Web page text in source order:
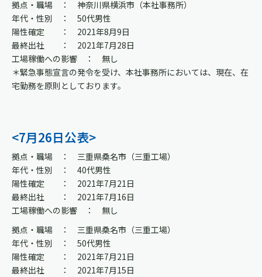
拠点・職場 ： 神奈川県横浜市（本社事務所）
年代・性別 ： 50代男性
陽性確定 ： 2021年8月9日
最終出社 ： 2021年7月28日
工場稼働への影響 ： 無し
＊緊急事態宣言の発令を受け、本社事務所においては、現在、在
宅勤務を原則としております。
<7月26日公表>
拠点・職場 ： 三重県桑名市（三重工場）
年代・性別 ： 40代男性
陽性確定 ： 2021年7月21日
最終出社 ： 2021年7月16日
工場稼働への影響 ： 無し
拠点・職場 ： 三重県桑名市（三重工場）
年代・性別 ： 50代男性
陽性確定 ： 2021年7月21日
最終出社 ： 2021年7月15日